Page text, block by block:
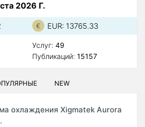
2026 Г.
EUR: 13765.33
Услуг: 49
Публикаций: 15157
NEW
охлаждения Xigmatek Aurora